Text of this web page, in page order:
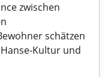
zwischen
schätzen
Kultur und